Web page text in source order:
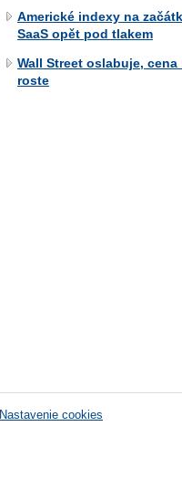
Americké indexy na
SaaS opět pod tlakem
Wall Street oslabuje,
roste
Nastavenie cookies